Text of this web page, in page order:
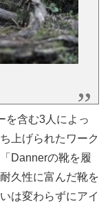
を含む3人によっ
上げられたワーク
Dannerの靴を履
久性に富んだ靴を
は変わらずにアイ